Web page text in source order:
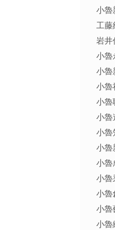
小魯
工藤
岩井
小魯
小魯
小魯
小魯
小魯
小魯
小魯
小魯
小魯
小魯
小魯
小魯